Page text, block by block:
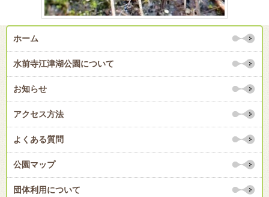
ホーム
水前寺江津湖公園について
お知らせ
アクセス方法
よくある質問
公園マップ
団体利用について